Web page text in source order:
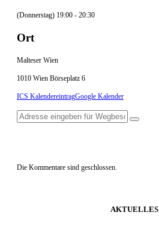
(Donnerstag) 19:00 - 20:30
Ort
Malteser Wien
1010 Wien Börseplatz 6
ICS KalendereintragGoogle Kalender
Die Kommentare sind geschlossen.
AKTUELLES